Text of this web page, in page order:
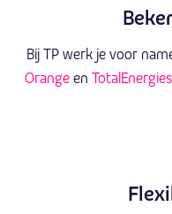
Bij TP werk je voor
Orangeen TotalEnergies